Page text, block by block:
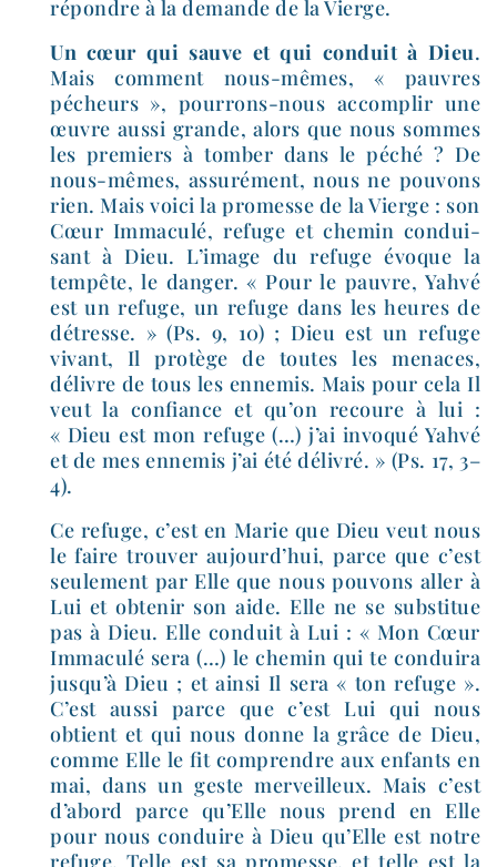
répondre à la demande de la Vierge.
Un cœur qui sauve et qui conduit à Dieu.
Mais com­ment nous-​mêmes, « pauvres
pécheurs », pourrons-​nous accom­plir une
œuvre aus­si grande, alors que nous sommes
les pre­miers à tom­ber dans le péché ? De
nous-​mêmes, assu­ré­ment, nous ne pou­vons
rien. Mais voi­ci la pro­messe de la Vierge : son
Cœur Immaculé, refuge et che­min condui­
sant à Dieu. L’image du refuge évoque la
tem­pête, le dan­ger. « Pour le pauvre, Yahvé
est un refuge, un refuge dans les heures de
détresse. »(Ps. 9, 10) ; Dieu est un refuge
vivant, Il pro­tège de toutes les menaces,
délivre de tous les enne­mis. Mais pour cela Il
veut la confiance et qu’on recoure à lui :
« Dieu est mon refuge (…) j’ai invo­qué Yahvé
et de mes enne­mis j’ai été déli­vré. » (Ps. 17, 3–
4).
Ce refuge, c’est en Marie que Dieu veut nous
le faire trou­ver aujourd’hui, parce que c’est
seule­ment par Elle que nous pou­vons aller à
Lui et obte­nir son aide. Elle ne se sub­sti­tue
pas à Dieu. Elle conduit à Lui : « Mon Cœur
Immaculé sera (…) le che­min qui te condui­ra
jusqu’à Dieu ; et ain­si Il sera « ton refuge ».
C’est aus­si parce que c’est Lui qui nous
obtient et qui nous donne la grâce de Dieu,
comme Elle le fit com­prendre aux enfants en
mai, dans un geste mer­veilleux. Mais c’est
d’abord parce qu’Elle nous prend en Elle
pour nous conduire à Dieu qu’Elle est notre
refuge. Telle est sa pro­messe, et telle est la